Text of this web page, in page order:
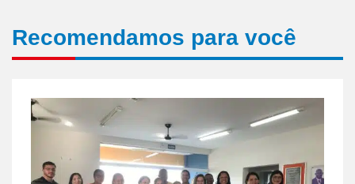
Recomendamos para você